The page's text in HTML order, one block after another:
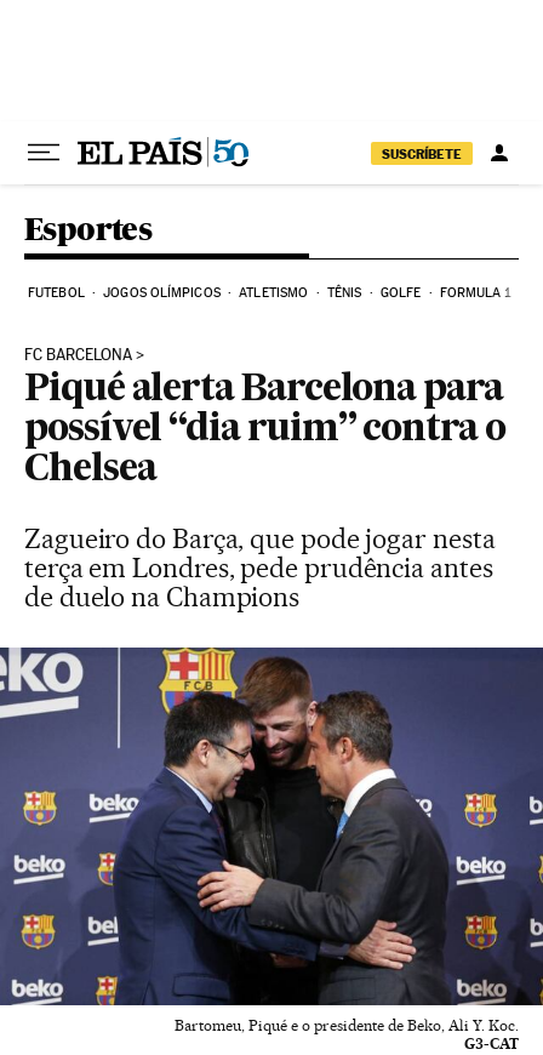
SUSCRÍBETE
Esportes
FUTEBOL JOGOS OLÍMPICOS ATLETISMO TÊNIS GOLFE FORMULA 1
FC BARCELONA
Piqué alerta Barcelona para
possível “dia ruim” contra o
Chelsea
Zagueiro do Barça, que pode jogar nesta
terça em Londres, pede prudência antes
de duelo na Champions
Bartomeu, Piqué e o presidente de Beko, Ali Y. Koc.
G3-CAT